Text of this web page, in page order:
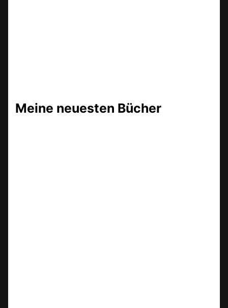
Meine neuesten Bücher